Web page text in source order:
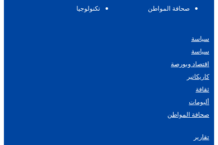
صحافة المواطن
تكنولوجيا
سياسة
سياسة
اقتصاد وبورصة
كاريكاتير
ثقافة
ألبومات
صحافة المواطن
تقارير